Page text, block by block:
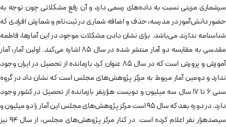
سرشماری مزیتی نسبت به داده­‌های رسمی دارد و آن رفع مشکلاتی چون توجه به
حضور دانش‌­آموز در مدرسه، حذف و اضافه‌ ­شماری در ثبت‌­نام و شمارش افرادی که
شناسنامه ندارند می‌­باشد. برای نشان­ دادن مشکلات موجود در این آمارها، فاطمه
مقدسی به مقایسه دو آمار منتشر شده در سال 85 اشاره می‌­کند. اولین آمار، آمار
آموزش و پرورش است که در سال 85 عنوان کرد بازمانده از تحصیل در ایران وجود
ندارد و دومین آمار مربوط به مرکز پژوهش‌­های مجلس است که نشان داد در گروه
سنی 6 تا 17 سال سه میلیون و دویست هزارنفر بازمانده از تحصیل در کشور وجود
دارد. در دوره بعد که سال 95 است مرکز پژوهش‌­های مجلس این آمار را دو میلیون و
سیصدهزار نفر اعلام کرده است. در کنار مرکز پژوهش­‌های مجلس، از سال 94 نیز